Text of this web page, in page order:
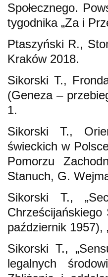
Społecznego.
tygodnika „Za i
Ptaszyński R.,
Kraków 2018.
Sikorski T.,
(Geneza –
1.
Sikorski T.,
świeckich w
Pomorzu
Stanuch, G.
Sikorski T.,
Chrześcijańskiego
październik 1957),
Sikorski T.,
legalnych